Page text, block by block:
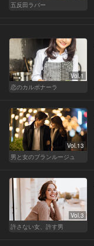
五反田ラバー
Vol.1
恋のカルボナーラ
Vol.13
男と女のブランルージュ
Vol.3
許さない女、許す男